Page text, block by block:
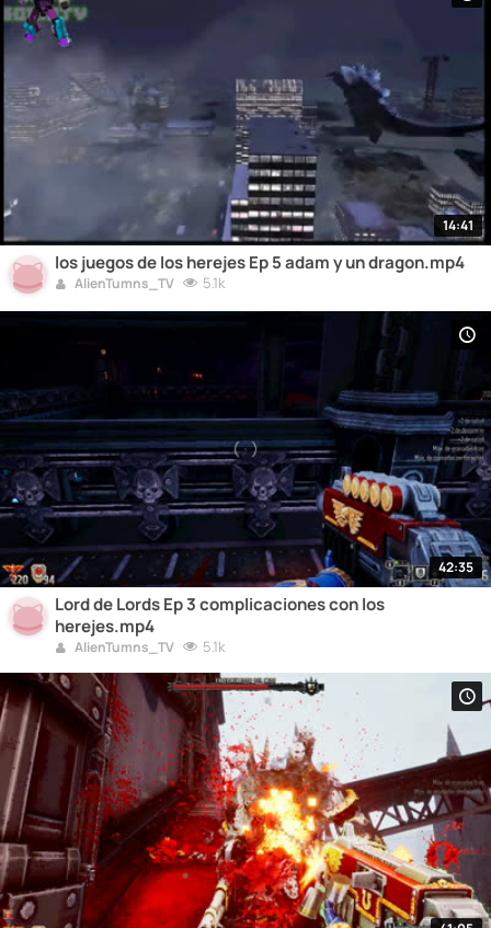
14:41
los juegos de los herejes Ep 5 adam y un dragon.mp4
AlienTumns_TV 5.1k
42:35
Lord de Lords Ep 3 complicaciones con los
herejes.mp4
AlienTumns_TV 5.1k